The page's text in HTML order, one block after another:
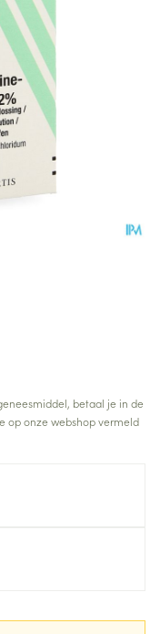
betaal je in de
op onze webshop vermeld